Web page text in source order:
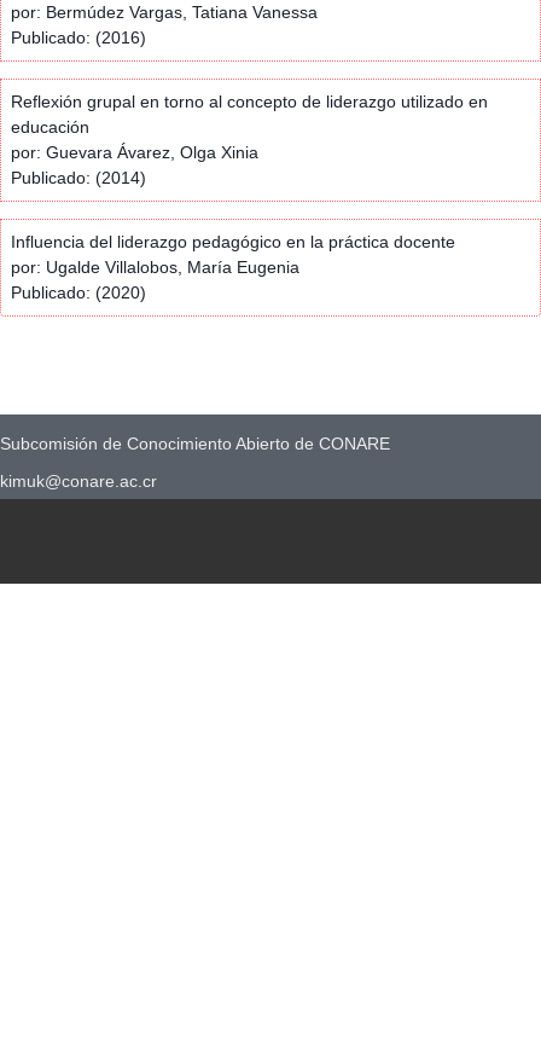
por: Bermúdez Vargas, Tatiana Vanessa
Publicado: (2016)
Reflexión grupal en torno al concepto de liderazgo utilizado en
educación
por: Guevara Ávarez, Olga Xinia
Publicado: (2014)
Influencia del liderazgo pedagógico en la práctica docente
por: Ugalde Villalobos, María Eugenia
Publicado: (2020)
Subcomisión de Conocimiento Abierto de CONARE
kimuk@conare.ac.cr